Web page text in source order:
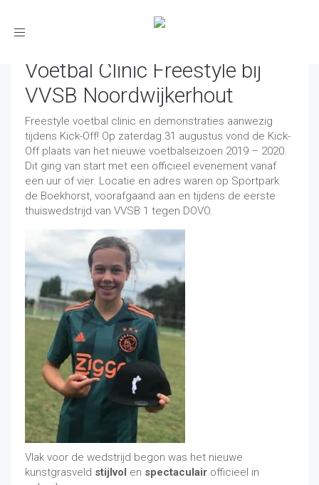
Toggle
Voetbal Clinic Freestyle bij
VVSB Noordwijkerhout
Freestyle voetbal clinic en demonstraties aanwezig
tijdens Kick-Off! Op zaterdag 31 augustus vond de Kick-
Off plaats van het nieuwe voetbalseizoen 2019 – 2020.
Dit ging van start met een officieel evenement vanaf
een uur of vier. Locatie en adres waren op Sportpark
de Boekhorst, voorafgaand aan en tijdens de eerste
thuiswedstrijd van VVSB 1 tegen DOVO.
Vlak voor de wedstrijd begon was het nieuwe
kunstgrasveld stijlvol en spectaculair officieel in